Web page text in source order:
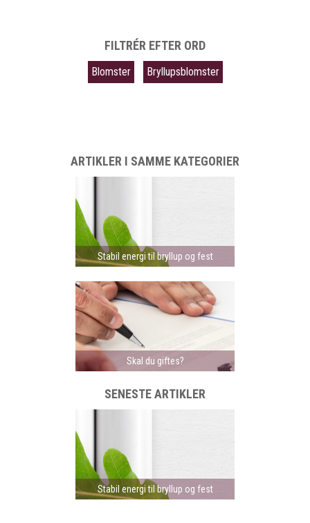
FILTRÉR EFTER ORD
Blomster Bryllupsblomster
ARTIKLER I SAMME KATEGORIER
Stabil energi til bryllup og fest
Skal du giftes?
SENESTE ARTIKLER
Stabil energi til bryllup og fest